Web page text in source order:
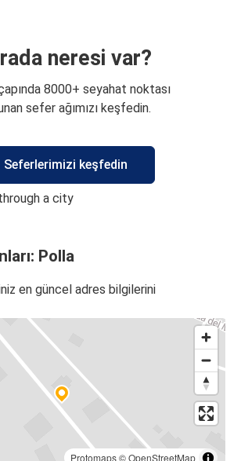
neresi var?
8000+ seyahat noktası
sefer ağımızı keşfedin.
Seferlerimizi keşfedin
Polla
en güncel adres bilgilerini
Protomaps©OpenStreetMap